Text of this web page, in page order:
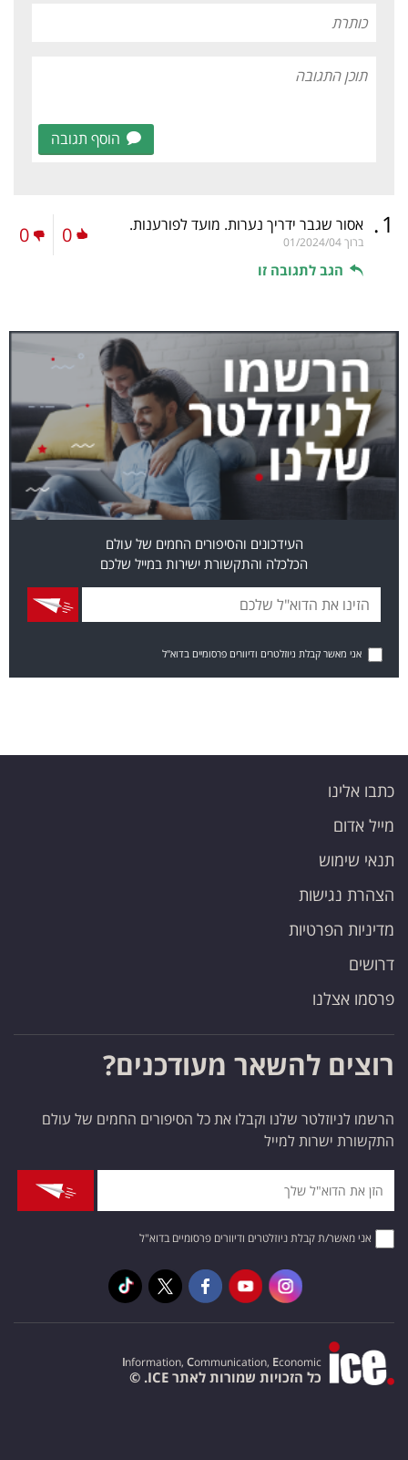
הוסף תגובה
1
. אסור שגבר ידריך נערות. מועד לפורענות.
ברוך01/2024/04
הגב לתגובה זו
0
0
העידכונים והסיפורים החמים של עולם
הכלכלה והתקשורת ישירות במייל שלכם
אני מאשר קבלת ניוזלטרים ודיוורים פרסומיים בדוא"ל
כתבו אלינו
מייל אדום
תנאי שימוש
הצהרת נגישות
מדיניות הפרטיות
דרושים
פרסמו אצלנו
רוצים להשאר מעודכנים?
הרשמו לניוזלטר שלנו וקבלו את כל הסיפורים החמים של עולם
התקשורת ישרות למייל
אני מאשר/ת קבלת ניוזלטרים ודיוורים פרסומיים בדוא"ל
Information, Communication, Economic
כל הזכויות שמורות לאתר ICE. ©